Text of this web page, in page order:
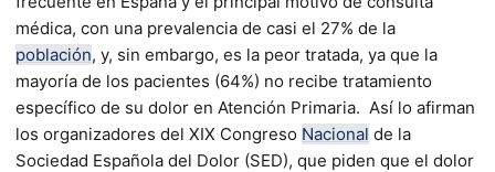
médica, con una prevalencia de casi el 27% de la
población, y, sin embargo, es la peor tratada, ya que la
mayoría de los pacientes (64%) no recibe tratamiento
específico de su dolor en Atención Primaria. Así lo afirman
los organizadores del XIX Congreso Nacional de la
Sociedad Española del Dolor (SED), que piden que el dolor